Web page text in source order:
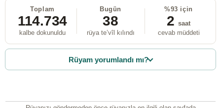
Toplam
114.734
kalbe dokunuldu
Bugün
38
rüya te’vîl kılındı
%93 için
2 saat
cevab müddeti
Rüyam yorumlandı mı?